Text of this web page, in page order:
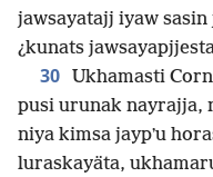
jawsayatajj iyaw
¿kunats
30
Ukhamasti
pusi urunak nayrajja,
niya kimsa jaypʼu
luraskayäta,